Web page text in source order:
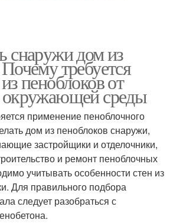
снаружи дом из
требуется
пеноблоков от
окружающей среды
применение пеноблочного
дом из пеноблоков снаружи,
застройщики и отделочники,
и ремонт пеноблочных
учитывать особенности стен из
Для правильного подбора
следует разобраться с